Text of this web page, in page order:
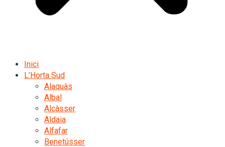
Inici
L’Horta Sud
Alaquàs
Albal
Alcàsser
Aldaia
Alfafar
Benetússer